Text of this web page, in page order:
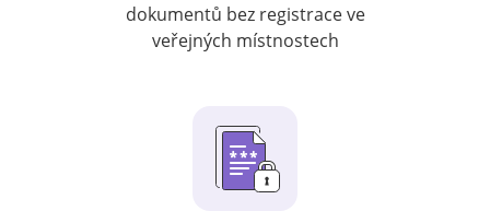
dokumentů bez registrace ve
veřejných místnostech